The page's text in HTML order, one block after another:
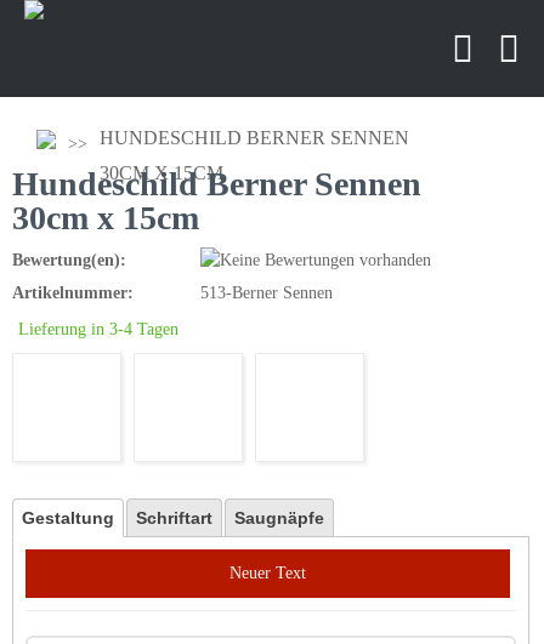
HUNDESCHILD BERNER SENNEN
30CM X 15CM
Hundeschild Berner Sennen
30cm x 15cm
Bewertung(en):
Artikelnummer:
513-Berner Sennen
Lieferung in 3-4 Tagen
Gestaltung Schriftart Saugnäpfe
Neuer Text